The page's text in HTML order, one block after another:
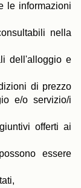
le informazioni
nella
dell'alloggio e
di prezzo
e/o servizio/i
offerti ai
essere